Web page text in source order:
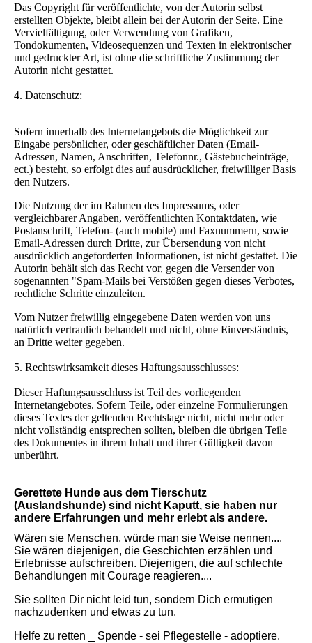
Das Copyright für veröffentlichte, von der Autorin selbst
erstellten Objekte, bleibt allein bei der Autorin der Seite. Eine
Vervielfältigung, oder Verwendung von Grafiken,
Tondokumenten, Videosequenzen und Texten in elektronischer
und gedruckter Art, ist ohne die schriftliche Zustimmung der
Autorin nicht gestattet.
4. Datenschutz:
Sofern innerhalb des Internetangebots die Möglichkeit zur
Eingabe persönlicher, oder geschäftlicher Daten (Email-
Adressen, Namen, Anschriften, Telefonnr., Gästebucheinträge,
ect.) besteht, so erfolgt dies auf ausdrücklicher, freiwilliger Basis
den Nutzers.
Die Nutzung der im Rahmen des Impressums, oder
vergleichbarer Angaben, veröffentlichten Kontaktdaten, wie
Postanschrift, Telefon- (auch mobile) und Faxnummern, sowie
Email-Adressen durch Dritte, zur Übersendung von nicht
ausdrücklich angeforderten Informationen, ist nicht gestattet. Die
Autorin behält sich das Recht vor, gegen die Versender von
sogenannten "Spam-Mails bei Verstößen gegen dieses Verbotes,
rechtliche Schritte einzuleiten.
Vom Nutzer freiwillig eingegebene Daten werden von uns
natürlich vertraulich behandelt und nicht, ohne Einverständnis,
an Dritte weiter gegeben.
5. Rechtswirksamkeit dieses Haftungsausschlusses:
Dieser Haftungsausschluss ist Teil des vorliegenden
Internetangebotes. Sofern Teile, oder einzelne Formulierungen
dieses Textes der geltenden Rechtslage nicht, nicht mehr oder
nicht vollständig entsprechen sollten, bleiben die übrigen Teile
des Dokumentes in ihrem Inhalt und ihrer Gültigkeit davon
unberührt.
Gerettete Hunde aus dem Tierschutz
(Auslandshunde) sind nicht Kaputt, sie haben nur
andere Erfahrungen und mehr erlebt als andere.
Wären sie Menschen, würde man sie Weise nennen....
Sie wären diejenigen, die Geschichten erzählen und
Erlebnisse aufschreiben. Diejenigen, die auf schlechte
Behandlungen mit Courage reagieren....
Sie sollten Dir nicht leid tun, sondern Dich ermutigen
nachzudenken und etwas zu tun.
Helfe zu retten _ Spende - sei Pflegestelle - adoptiere.